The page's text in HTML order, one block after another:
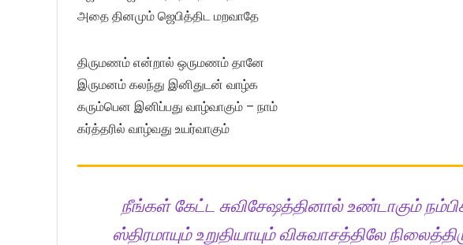
அதை தினமும் ஜெபித்திட மறவாதே
திருமணம் என்றால் ஒருமணம் தானே
இருமனம் கலந்து இனிதுடன் வாழ்க
கரும்பென இனிப்பது வாழ்வாகும் – நாம்
கர்த்தரில் வாழ்வது உயர்வாகும்
நீங்கள் கேட்ட சுவிசேஷத்தினால் உண்டாகும்
ஸ்திரமாயும் உறுதியாயும் விசுவாசத்திலே